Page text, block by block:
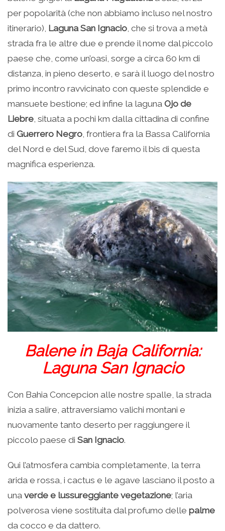
per popolarità (che non abbiamo incluso nel nostro
itinerario), Laguna San Ignacio , che si trova a metà
strada fra le altre due e prende il nome dal piccolo
paese che, come un’oasi, sorge a circa 60 km di
distanza, in pieno deserto, e sarà il luogo del nostro
primo incontro ravvicinato con queste splendide e
mansuete bestione; ed infine la laguna Ojo de
Liebre , situata a pochi km dalla cittadina di confine
di Guerrero Negro , frontiera fra la Bassa California
del Nord e del Sud, dove faremo il bis di questa
magnifica esperienza.
Balene in Baja California:
Laguna San Ignacio
Con Bahia Concepcion alle nostre spalle, la strada
inizia a salire, attraversiamo valichi montani e
nuovamente tanto deserto per raggiungere il
piccolo paese di San Ignacio.
Qui l’atmosfera cambia completamente, la terra
arida e rossa, i cactus e le agave lasciano il posto a
una verde e lussureggiante vegetazione; l’aria
polverosa viene sostituita dal profumo delle palme
da cocco e da dattero.